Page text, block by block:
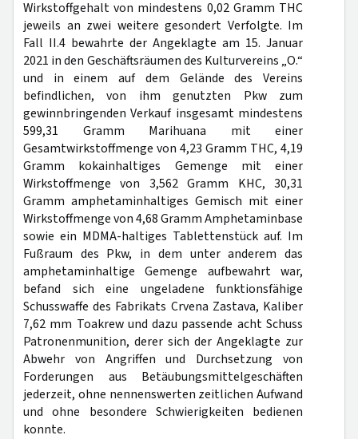
Wirkstoffgehalt von mindestens 0,02 Gramm THC
jeweils an zwei weitere gesondert Verfolgte. Im
Fall II.4 bewahrte der Angeklagte am 15. Januar
2021 in den Geschäftsräumen des Kulturvereins „O.“
und in einem auf dem Gelände des Vereins
befindlichen, von ihm genutzten Pkw zum
gewinnbringenden Verkauf insgesamt mindestens
599,31 Gramm Marihuana mit einer
Gesamtwirkstoffmenge von 4,23 Gramm THC, 4,19
Gramm kokainhaltiges Gemenge mit einer
Wirkstoffmenge von 3,562 Gramm KHC, 30,31
Gramm amphetaminhaltiges Gemisch mit einer
Wirkstoffmenge von 4,68 Gramm Amphetaminbase
sowie ein MDMA-haltiges Tablettenstück auf. Im
Fußraum des Pkw, in dem unter anderem das
amphetaminhaltige Gemenge aufbewahrt war,
befand sich eine ungeladene funktionsfähige
Schusswaffe des Fabrikats Crvena Zastava, Kaliber
7,62 mm Toakrew und dazu passende acht Schuss
Patronenmunition, derer sich der Angeklagte zur
Abwehr von Angriffen und Durchsetzung von
Forderungen aus Betäubungsmittelgeschäften
jederzeit, ohne nennenswerten zeitlichen Aufwand
und ohne besondere Schwierigkeiten bedienen
konnte.